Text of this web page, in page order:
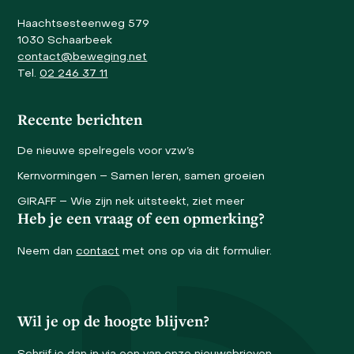
Haachtsesteenweg 579
1030 Schaarbeek
contact@beweging.net
Tel.02 246 37 11
Recente berichten
De nieuwe spelregels voor vzw’s
Kernvormingen – Samen leren, samen groeien
GIRAFF – Wie zijn nek uitsteekt, ziet meer
Heb je een vraag of een opmerking?
Neem dancontact met ons op via dit formulier.
Wil je op de hoogte blijven?